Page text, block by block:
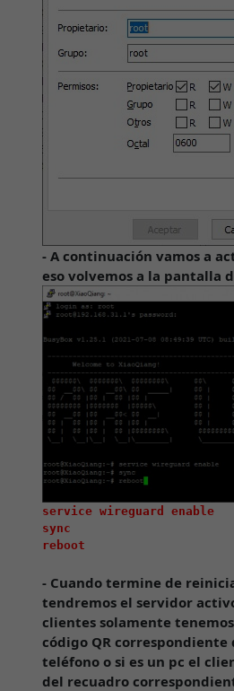
- A continuación vamos a
eso volvemos a la pantalla
service wireguard enable
sync
- Cuando termine de
tendremos el servidor
clientes solamente
código QR correspondiente
teléfono o si es un pc el
del recuadro